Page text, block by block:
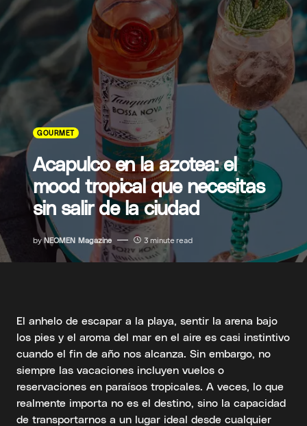
GOURMET
Acapulco en la azotea: el
mood tropical que necesitas
sin salir de la ciudad
by NEOMEN Magazine 3 minute read
El anhelo de escapar a la playa, sentir la arena bajo
los pies y el aroma del mar en el aire es casi instintivo
cuando el fin de año nos alcanza. Sin embargo, no
siempre las vacaciones incluyen vuelos o
reservaciones en paraísos tropicales. A veces, lo que
realmente importa no es el destino, sino la capacidad
de transportarnos a un lugar ideal desde cualquier